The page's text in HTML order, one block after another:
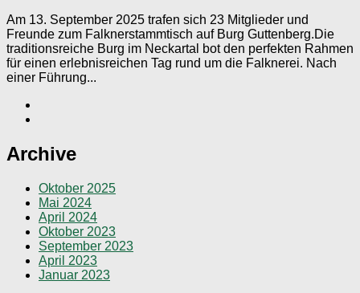
Am 13. September 2025 trafen sich 23 Mitglieder und
Freunde zum Falknerstammtisch auf Burg Guttenberg.Die
traditionsreiche Burg im Neckartal bot den perfekten Rahmen
für einen erlebnisreichen Tag rund um die Falknerei. Nach
einer Führung...
Archive
Oktober 2025
Mai 2024
April 2024
Oktober 2023
September 2023
April 2023
Januar 2023